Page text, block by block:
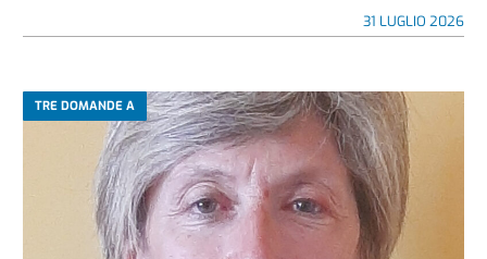
31 LUGLIO 2026
TRE DOMANDE A